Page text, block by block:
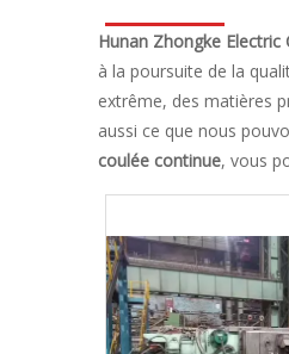
Hunan Zhongke Electric
à la poursuite de la
extrême, des matières
aussi ce que nous
coulée continue, vous